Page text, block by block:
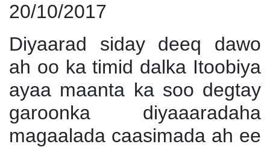
20/10/2017
Diyaarad siday deeq dawo
ah oo ka timid dalka Itoobiya
ayaa maanta ka soo degtay
garoonka diyaaaradaha
magaalada caasimada ah ee